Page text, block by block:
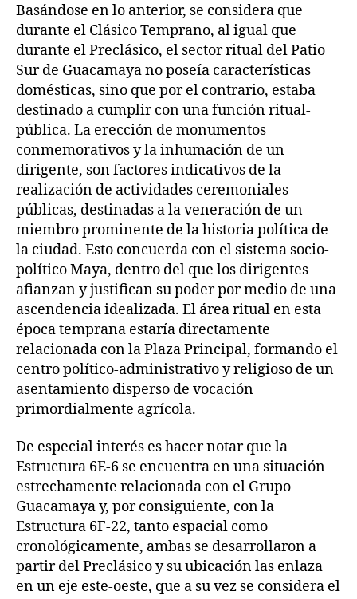
Basándose en lo anterior, se considera que
durante el Clásico Temprano, al igual que
durante el Preclásico, el sector ritual del Patio
Sur de Guacamaya no poseía características
domésticas, sino que por el contrario, estaba
destinado a cumplir con una función ritual-
pública. La erección de monumentos
conmemorativos y la inhumación de un
dirigente, son factores indicativos de la
realización de actividades ceremoniales
públicas, destinadas a la veneración de un
miembro prominente de la historia política de
la ciudad. Esto concuerda con el sistema socio-
político Maya, dentro del que los dirigentes
afianzan y justifican su poder por medio de una
ascendencia idealizada. El área ritual en esta
época temprana estaría directamente
relacionada con la Plaza Principal, formando el
centro político-administrativo y religioso de un
asentamiento disperso de vocación
primordialmente agrícola.
De especial interés es hacer notar que la
Estructura 6E-6 se encuentra en una situación
estrechamente relacionada con el Grupo
Guacamaya y, por consiguiente, con la
Estructura 6F-22, tanto espacial como
cronológicamente, ambas se desarrollaron a
partir del Preclásico y su ubicación las enlaza
en un eje este-oeste, que a su vez se considera el